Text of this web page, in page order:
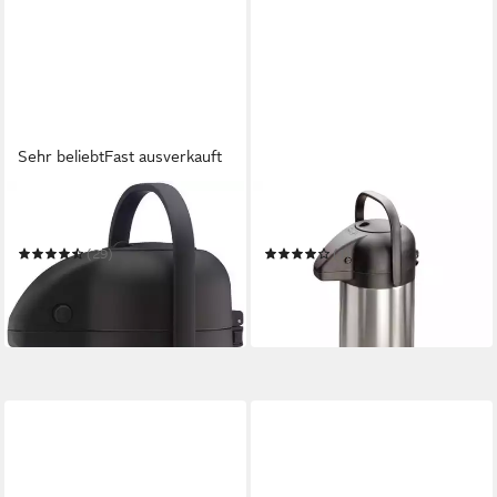
Sehr beliebtFast ausverkauft
Pump-Isolierkanne TT
(29)
ab 44,99 €
-31%
MATO INTERPRÄSENT
Pump-Isolierkanne
(1)
ab 24,90 €
in 3-4 Werktagen bei dir